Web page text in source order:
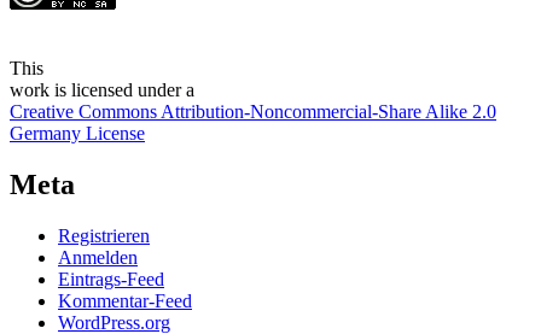
This
work is licensed under a
Creative Commons Attribution-Noncommercial-Share Alike 2.0
Germany License
Meta
Registrieren
Anmelden
Eintrags-Feed
Kommentar-Feed
WordPress.org